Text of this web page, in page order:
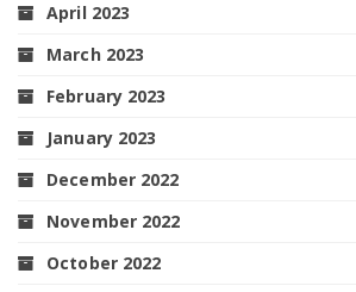
April 2023
March 2023
February 2023
January 2023
December 2022
November 2022
October 2022